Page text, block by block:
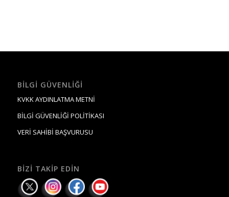
BILGI GÜVENLIĞI
KVKK AYDINLATMA METNİ
BİLGİ GÜVENLİĞİ POLİTİKASI
VERİ SAHİBİ BAŞVURUSU
BIZI TAKIP EDIN